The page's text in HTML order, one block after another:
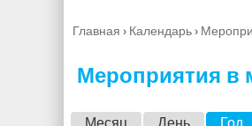
Вы
Главная › Календарь›
Мероприятия в